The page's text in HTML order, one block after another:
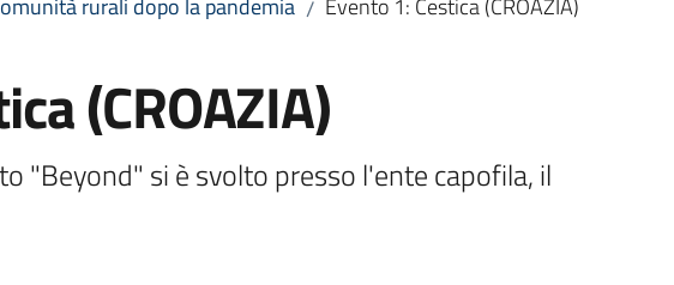
rurali dopo la pandemia / Evento 1: Cestica (CROAZIA)
(CROAZIA)
"Beyond" si è svolto presso l'ente capofila, il